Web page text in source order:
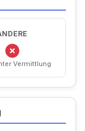
Vermittlung